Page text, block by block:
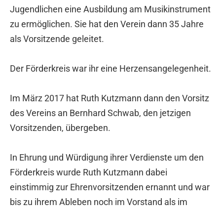
Jugendlichen eine Ausbildung am Musikinstrument
zu ermöglichen. Sie hat den Verein dann 35 Jahre
als Vorsitzende geleitet.
Der Förderkreis war ihr eine Herzensangelegenheit.
Im März 2017 hat Ruth Kutzmann dann den Vorsitz
des Vereins an Bernhard Schwab, den jetzigen
Vorsitzenden, übergeben.
In Ehrung und Würdigung ihrer Verdienste um den
Förderkreis wurde Ruth Kutzmann dabei
einstimmig zur Ehrenvorsitzenden ernannt und war
bis zu ihrem Ableben noch im Vorstand als im